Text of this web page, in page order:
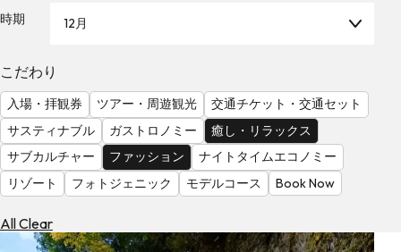
る
気
を
見
る
時期 12月
こだわり
入場・拝観券 ツアー・周遊観光
交通チケット・交通セット
サスティナブル
ガストロノミー
癒し・リラックス
サブカルチャー
ファッション
ナイトタイムエコノミー
リゾート
フォトジェニック モデルコース Book Now
All Clear